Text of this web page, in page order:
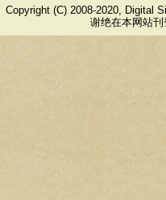
Copyright (C) 2008-2020, Digital
谢绝在本网站刊